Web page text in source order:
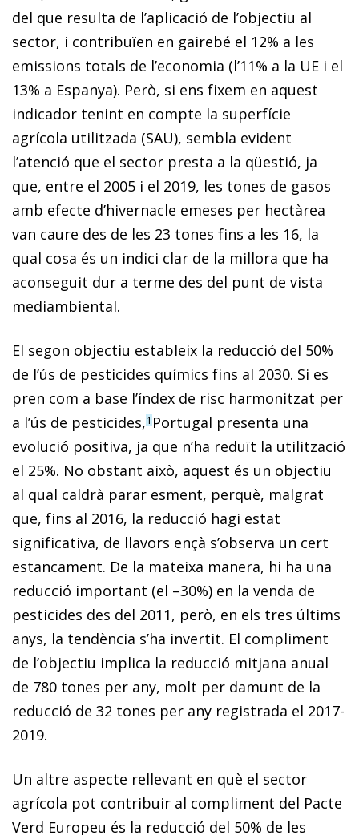
del que resulta de l’aplicació de l’objectiu al
sector, i contribuïen en gairebé el 12% a les
emissions totals de l’economia (l’11% a la UE i el
13% a Espanya). Però, si ens fixem en aquest
indicador tenint en compte la superfície
agrícola utilitzada (SAU), sembla evident
l’atenció que el sector presta a la qüestió, ja
que, entre el 2005 i el 2019, les tones de gasos
amb efecte d’hivernacle emeses per hectàrea
van caure des de les 23 tones fins a les 16, la
qual cosa és un indici clar de la millora que ha
aconseguit dur a terme des del punt de vista
mediambiental.
El segon objectiu estableix la reducció del 50%
de l’ús de pesticides químics fins al 2030. Si es
pren com a base l’índex de risc harmonitzat per
a l’ús de pesticides,1 Portugal presenta una
evolució positiva, ja que n’ha reduït la utilització
el 25%. No obstant això, aquest és un objectiu
al qual caldrà parar esment, perquè, malgrat
que, fins al 2016, la reducció hagi estat
significativa, de llavors ençà s’observa un cert
estancament. De la mateixa manera, hi ha una
reducció important (el –30%) en la venda de
pesticides des del 2011, però, en els tres últims
anys, la tendència s’ha invertit. El compliment
de l’objectiu implica la reducció mitjana anual
de 780 tones per any, molt per damunt de la
reducció de 32 tones per any registrada el 2017-
2019.
Un altre aspecte rellevant en què el sector
agrícola pot contribuir al compliment del Pacte
Verd Europeu és la reducció del 50% de les